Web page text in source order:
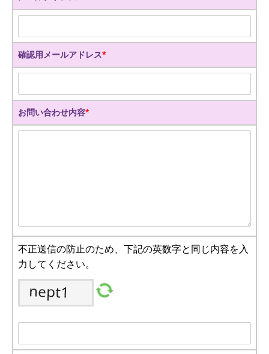
確認用メールアドレス*
お問い合わせ内容*
不正送信の防止のため、下記の英数字と同じ内容を入
力してください。